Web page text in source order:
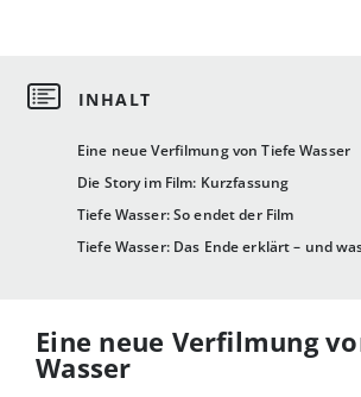
Eine neue Verfilmung von Tiefe Wasser
Die Story im Film: Kurzfassung
Tiefe Wasser: So endet der Film
Tiefe Wasser: Das Ende erklärt – und
Eine neue Verfilmung
Wasser